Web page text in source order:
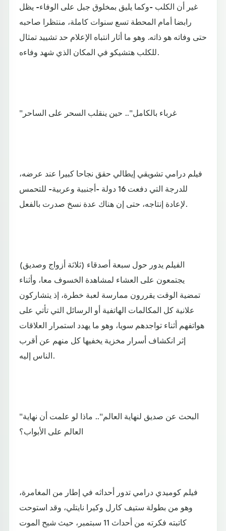
غير أن الكلب -وكما يليق بمخلوق جبل على الوفاء- يظل
رابضا أمام المحطة تسع سنوات كاملة، منتظرا صاحبه
حتى وفاته هو ذاته. وهو ما أثار انتباه الإعلام حد تشييد تمثال
للكلب هتشيكو في المكان الذي شهد وفاءه.
"غرباء بالكامل".. حين ينقلب السحر على الساحر
فيلم درامي تشويقي إيطالي حقق نجاحا كبيرا عند عرضه،
للدرجة التي دفعت 16 دولة -أجنبية وعربية- للتحمس
لإعادة إنتاجه، حتى إن هناك عدة نسخ صدرت بالفعل.
الفيلم يدور حول سبعة أصدقاء (ثلاثة أزواج وصديق)
يجتمعون على العشاء لمشاهدة الخسوف معا، وأثناء
تمضية الوقت يقررون ممارسة لعبة خطرة، إذ يتشاركون
علانية كل المكالمات الهاتفية أو الرسائل التي تأتي على
هواتفهم أثناء تواجدهم سويا، وهو ما يهدد استمرار العلاقات
إثر انكشاف أسرار مخزية يخفيها كل منهم عن أقرب
الناس إليه.
"البحث عن صديق لنهاية العالم".. ماذا لو علمت أن نهاية
العالم على الأبواب؟
فيلم كوميدي درامي تدور أحداثه في إطار من المغامرة،
وهو من بطولة ستيف كارل وكيرا نايتلي، وقد استوحت
كاتبته فكرته من أحداث 11 سبتمبر، حيث شبح الموت